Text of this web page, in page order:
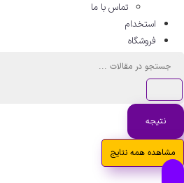
تماس با ما
استخدام
فروشگاه
جستجو
نتیجه
مشاهده همه نتایج